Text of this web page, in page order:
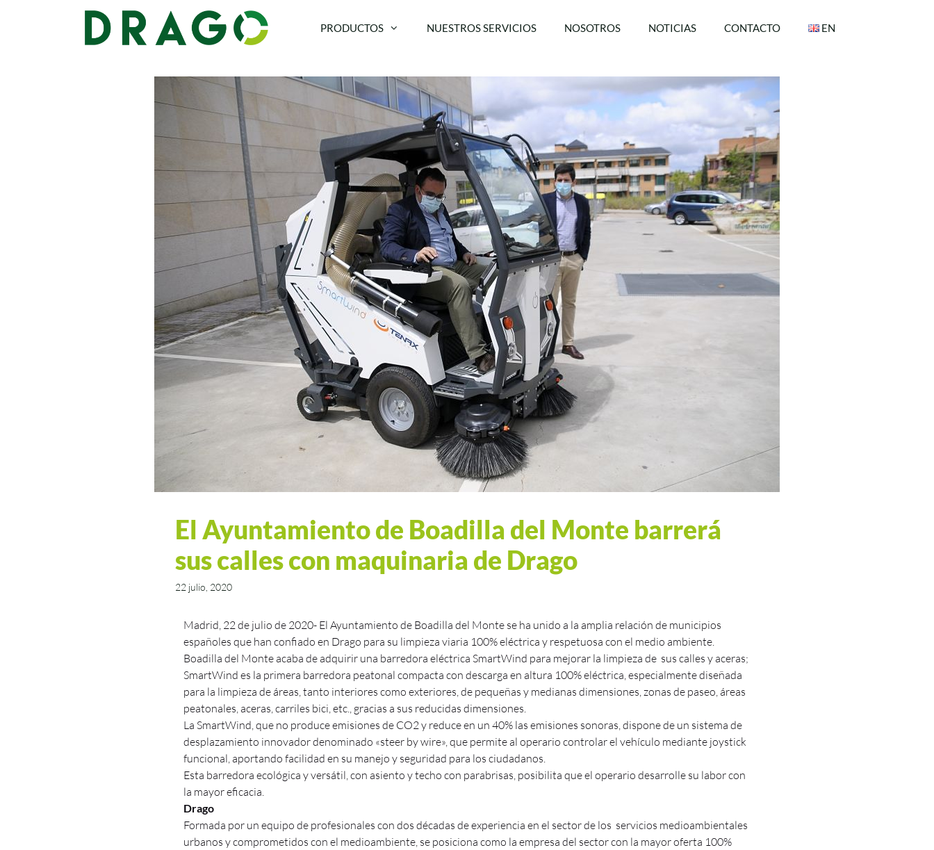
PRODUCTOS NUESTROS SERVICIOS NOSOTROS NOTICIAS CONTACTO EN
El Ayuntamiento de Boadilla del Monte barrerá
sus calles con maquinaria de Drago
22 julio, 2020
Madrid, 22 de julio de 2020- El Ayuntamiento de Boadilla del Monte se ha unido a la amplia relación de municipios
españoles que han confiado en Drago para su limpieza viaria 100% eléctrica y respetuosa con el medio ambiente.
Boadilla del Monte acaba de adquirir una barredora eléctrica SmartWind para mejorar la limpieza de sus calles y aceras;
SmartWind es la primera barredora peatonal compacta con descarga en altura 100% eléctrica, especialmente diseñada
para la limpieza de áreas, tanto interiores como exteriores, de pequeñas y medianas dimensiones, zonas de paseo, áreas
peatonales, aceras, carriles bici, etc., gracias a sus reducidas dimensiones.
La SmartWind, que no produce emisiones de CO2 y reduce en un 40% las emisiones sonoras, dispone de un sistema de
desplazamiento innovador denominado «steer by wire», que permite al operario controlar el vehículo mediante joystick
funcional, aportando facilidad en su manejo y seguridad para los ciudadanos.
Esta barredora ecológica y versátil, con asiento y techo con parabrisas, posibilita que el operario desarrolle su labor con
la mayor eficacia.
Drago
Formada por un equipo de profesionales con dos décadas de experiencia en el sector de los servicios medioambientales
urbanos y comprometidos con el medioambiente, se posiciona como la empresa del sector con la mayor oferta 100%